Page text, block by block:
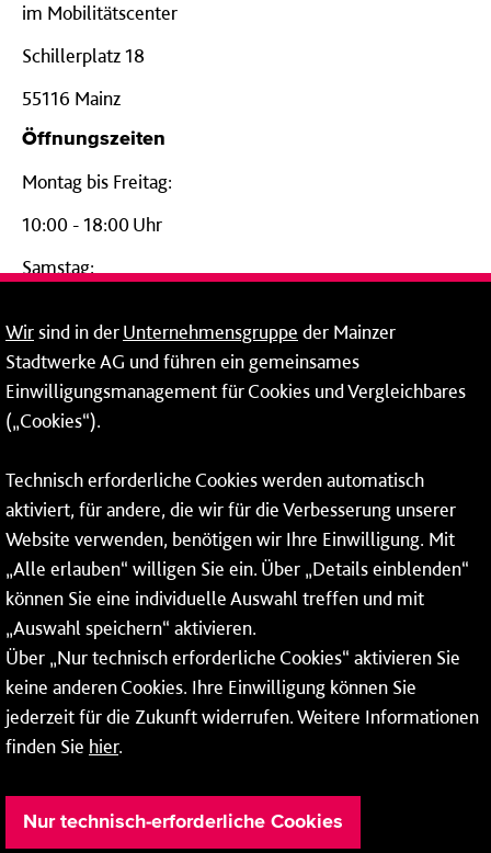
im Mobilitätscenter
Schillerplatz 18
55116 Mainz
Öffnungszeiten
Montag bis Freitag:
10:00 - 18:00 Uhr
Samstag:
24-Stunden-Telefon*
06131 – 12 77 77
Fax: 06131 – 12 66 66
* Montags bis freitags bis 7 und ab 18 Uhr sowie an
Wochenenden und Feiertagen ganztags werden Ihre
Anrufe je nach Themenauswahl an ein Callcenter des
RMV oder von nextbike weitergeleitet. Dort erhalten Sie
ausschließlich Auskünfte zum Fahrplan bzw. zu
meinRad.
Wirsind in derUnternehmensgruppe der Mainzer
Stadtwerke AG und führen ein gemeinsames
Einwilligungsmanagement für Cookies und Vergleichbares
(„Cookies“).
Technisch erforderliche Cookies werden automatisch
aktiviert, für andere, die wir für die Verbesserung unserer
Website verwenden, benötigen wir Ihre Einwilligung. Mit
„Alle erlauben“ willigen Sie ein. Über „Details einblenden“
können Sie eine individuelle Auswahl treffen und mit
„Auswahl speichern“ aktivieren.
Über „Nur technisch erforderliche Cookies“ aktivieren Sie
keine anderen Cookies. Ihre Einwilligung können Sie
jederzeit für die Zukunft widerrufen. Weitere Informationen
finden Sie hier.
Nur technisch-erforderliche Cookies